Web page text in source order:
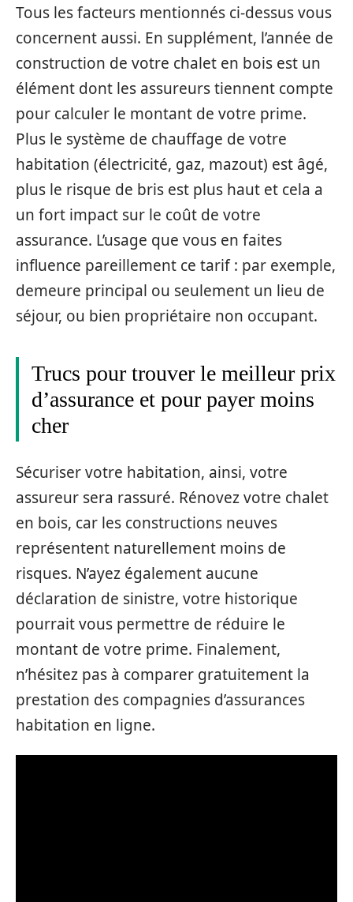
Tous les facteurs mentionnés ci-dessus vous
concernent aussi. En supplément, l’année de
construction de votre chalet en bois est un
élément dont les assureurs tiennent compte
pour calculer le montant de votre prime.
Plus le système de chauffage de votre
habitation (électricité, gaz, mazout) est âgé,
plus le risque de bris est plus haut et cela a
un fort impact sur le coût de votre
assurance. L’usage que vous en faites
influence pareillement ce tarif : par exemple,
demeure principal ou seulement un lieu de
séjour, ou bien propriétaire non occupant.
Trucs pour trouver le meilleur prix
d’assurance et pour payer moins
cher
Sécuriser votre habitation, ainsi, votre
assureur sera rassuré. Rénovez votre chalet
en bois, car les constructions neuves
représentent naturellement moins de
risques. N’ayez également aucune
déclaration de sinistre, votre historique
pourrait vous permettre de réduire le
montant de votre prime. Finalement,
n’hésitez pas à comparer gratuitement la
prestation des compagnies d’assurances
habitation en ligne.